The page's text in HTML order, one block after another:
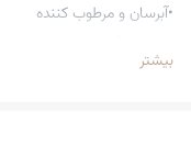
•آبرسان و مرطوب کننده
•مناسب برای انواع پوست ها
بیشتر